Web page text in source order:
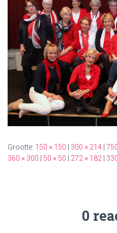
Grootte: 150 × 150 | 300 × 214 |
360 × 300 | 50 × 50 | 272 × 182 |
0